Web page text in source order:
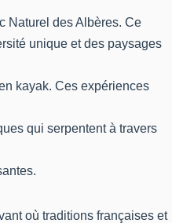
Naturel des Albères. Ce
unique et des paysages
kayak. Ces expériences
qui serpentent à travers
où traditions françaises et